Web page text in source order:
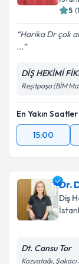
5 (
Harika Dr çok
...
DİŞ HEKİMİ
Reşitpaşa (BİM
En Yakın Saatler
15:00
Dr.
Diş
Dt. Cansu Tor
Kozyatağı,